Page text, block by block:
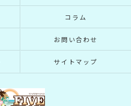
コラム
お問い合わせ
サイトマップ